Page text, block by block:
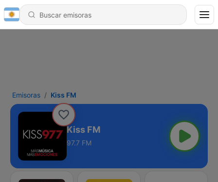
Emisoras Kiss FM
Kiss FM
97.7 FM